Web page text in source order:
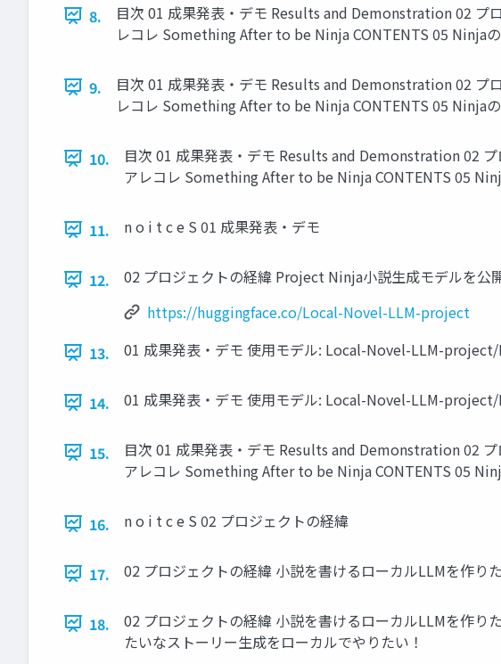
8.
目次 01 成果発表・デモ Results and Demonstration 02
レコレ Something After to be Ninja CONTENTS 05 Ninja
9.
目次 01 成果発表・デモ Results and Demonstration 02
レコレ Something After to be Ninja CONTENTS 05 Ninja
10.
目次 01 成果発表・デモ Results and Demonstration 02
アレコレ Something After to be Ninja CONTENTS 05
11. n o i t c e S 01 成果発表・デモ
12.
02 プロジェクトの経緯 Project Ninja小説生成モデルを
https://huggingface.co/Local-Novel-LLM-project
13.
01 成果発表・デモ 使用モデル: Local-Novel-LLM-
14. 01 成果発表・デモ 使用モデル: Local-Novel-LLM-
15.
目次 01 成果発表・デモ Results and Demonstration 02
アレコレ Something After to be Ninja CONTENTS 05
16. n o i t c e S 02 プロジェクトの経緯
17. 02 プロジェクトの経緯 小説を書けるローカルLLMを作り
18.
02 プロジェクトの経緯 小説を書けるローカルLLMを作
たいなストーリー生成をローカルでやりたい！